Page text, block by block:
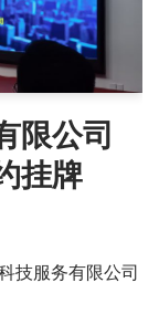
限公司
挂牌
技服务有限公司